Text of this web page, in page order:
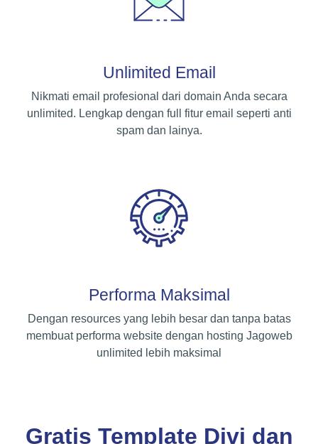
Unlimited Email
Nikmati email profesional dari domain Anda secara
unlimited. Lengkap dengan full fitur email seperti anti
spam dan lainya.
Performa Maksimal
Dengan resources yang lebih besar dan tanpa batas
membuat performa website dengan hosting Jagoweb
unlimited lebih maksimal
Gratis Template Divi dan